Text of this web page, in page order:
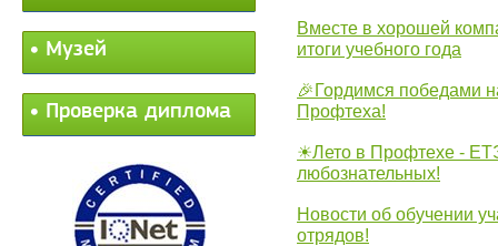
Музей
Проверка диплома
Вместе в хорошей
итоги учебного года
🎉Гордимся победами
Профтеха!
☀Лето в Профтехе -
любознательных!
Новости об обучении
отрядов!